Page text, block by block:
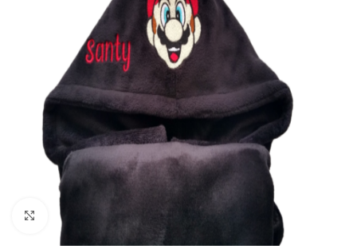
Click to enlarge